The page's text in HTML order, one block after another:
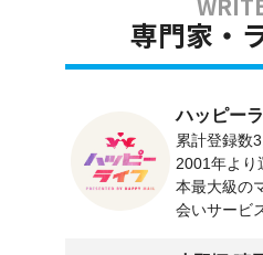
専門家・
ハッピー
累計登録数
2001年より
本最大級の
会いサービ